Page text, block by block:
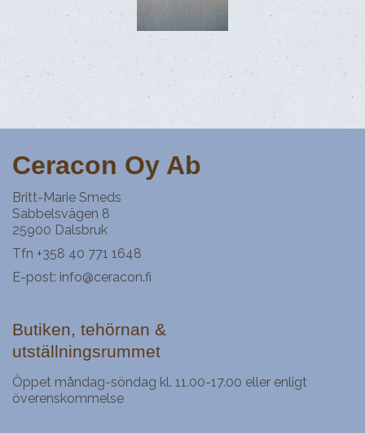
Ceracon Oy Ab
Britt-Marie Smeds
Sabbelsvägen 8
25900 Dalsbruk
Tfn +358 40 771 1648
E-post: info@ceracon.fi
Butiken, tehörnan &
utställningsrummet
Öppet måndag–söndag kl. 11.00–17.00 eller enligt
överenskommelse